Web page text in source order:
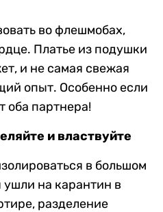
во флешмобах,
Платье из подушки
и не самая свежая
опыт. Особенно если
оба партнера!
и властвуйте
в большом
на карантин в
разделение